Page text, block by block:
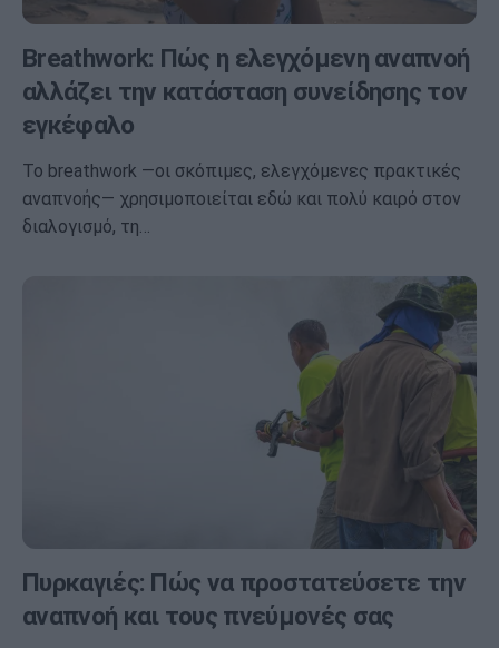
Breathwork: Πώς η ελεγχόμενη αναπνοή
αλλάζει την κατάσταση συνείδησης τον
εγκέφαλο
Το breathwork —οι σκόπιμες, ελεγχόμενες πρακτικές
αναπνοής— χρησιμοποιείται εδώ και πολύ καιρό στον
διαλογισμό, τη…
Πυρκαγιές: Πώς να προστατεύσετε την
αναπνοή και τους πνεύμονές σας